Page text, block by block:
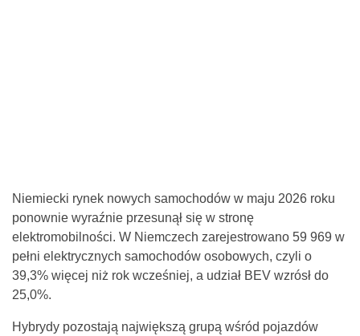
Niemiecki rynek nowych samochodów w maju 2026 roku
ponownie wyraźnie przesunął się w stronę
elektromobilności. W Niemczech zarejestrowano 59 969 w
pełni elektrycznych samochodów osobowych, czyli o
39,3% więcej niż rok wcześniej, a udział BEV wzrósł do
25,0%.
Hybrydy pozostają największą grupą wśród pojazdów